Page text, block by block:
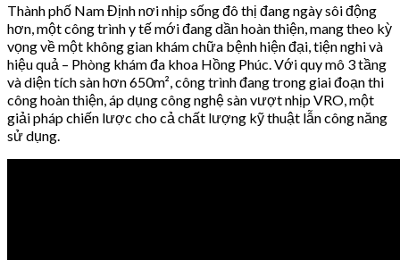
Thành phố Nam Định nơi nhịp sống đô thị đang ngày sôi động
hơn, một công trình y tế mới đang dần hoàn thiện, mang theo kỳ
vọng về một không gian khám chữa bệnh hiện đại, tiện nghi và
hiệu quả – Phòng khám đa khoa Hồng Phúc. Với quy mô 3 tầng
và diện tích sàn hơn 650m², công trình đang trong giai đoạn thi
công hoàn thiện, áp dụng công nghệ sàn vượt nhịp VRO, một
giải pháp chiến lược cho cả chất lượng kỹ thuật lẫn công năng
sử dụng.